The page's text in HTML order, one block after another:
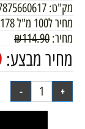
מק"ט:
מחיר ל100 מ"ל
178
מחיר:
₪114.90
מחיר מבצע: